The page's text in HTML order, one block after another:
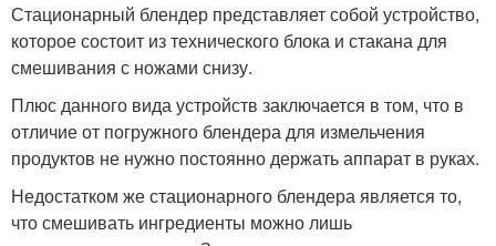
Стационарный блендер представляет собой устройство,
которое состоит из технического блока и стакана для
смешивания с ножами снизу.
Плюс данного вида устройств заключается в том, что в
отличие от погружного блендера для измельчения
продуктов не нужно постоянно держать аппарат в руках.
Недостатком же стационарного блендера является то,
что смешивать ингредиенты можно лишь